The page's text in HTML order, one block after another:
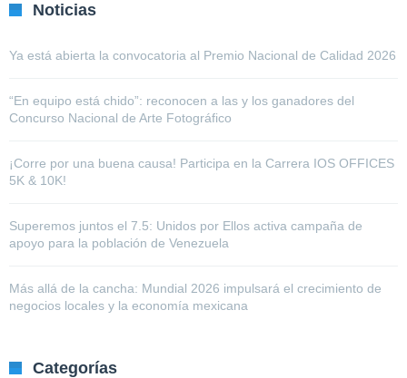
Noticias
Ya está abierta la convocatoria al Premio Nacional de Calidad 2026
“En equipo está chido”: reconocen a las y los ganadores del
Concurso Nacional de Arte Fotográfico
¡Corre por una buena causa! Participa en la Carrera IOS OFFICES
5K & 10K!
Superemos juntos el 7.5: Unidos por Ellos activa campaña de
apoyo para la población de Venezuela
Más allá de la cancha: Mundial 2026 impulsará el crecimiento de
negocios locales y la economía mexicana
Categorías